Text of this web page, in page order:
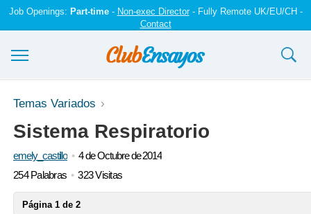
Job Openings: Part-time- Non-exec Director- Fully Remote UK/EU/CH -
Contact
Ensayos y trabajos
Registrarse
Iniciar sesión
Temas Variados
Sistema Respiratorio
emely_castillo
4 de Octubre de 2014
254 Palabras
323 Visitas
Página 1 de 2